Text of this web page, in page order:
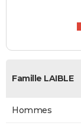
Famille LAIBLE
Hommes